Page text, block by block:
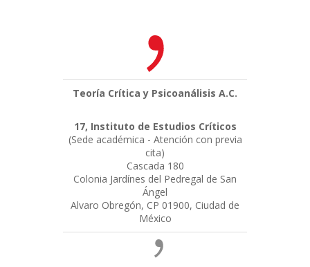
Teoría Crítica y Psicoanálisis A.C.
17, Instituto de Estudios Críticos
(Sede académica - Atención con previa
cita)
Cascada 180
Colonia Jardínes del Pedregal de San
Ángel
Alvaro Obregón, CP 01900, Ciudad de
México